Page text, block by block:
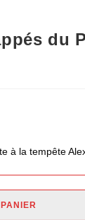
du
à la tempête